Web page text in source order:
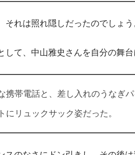
れは照れ隠しだったのでしょう
て、中山雅史さんを自分の舞台
携帯電話と、差し入れのうなぎパ
リュックサック姿だった。